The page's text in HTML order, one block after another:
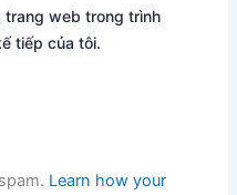
trang web trong trình
tiếp của tôi.
Learn how your